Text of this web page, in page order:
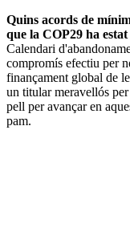
Quins acords de
que la COP29 ha
Calendari
compromís efectiu per
finançament global de
un titular meravellós
pell per avançar en
pam.